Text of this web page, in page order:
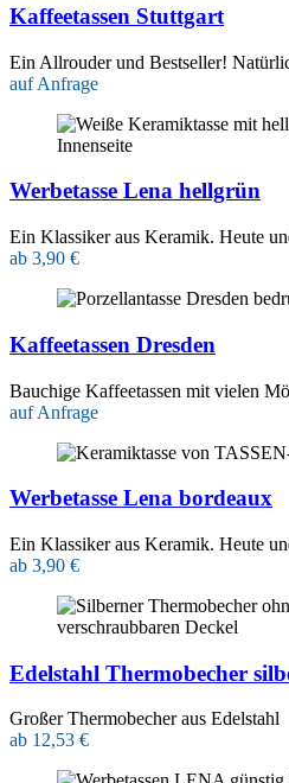
Kaffeetassen Stuttgart
Ein Allrouder und Bestseller!
auf Anfrage
Werbetasse Lena hellgrün
Ein Klassiker aus Keramik. Heute
ab 3,90 €
Kaffeetassen Dresden
Bauchige Kaffeetassen mit vielen
auf Anfrage
Werbetasse Lena bordeaux
Ein Klassiker aus Keramik. Heute
ab 3,90 €
Edelstahl Thermobecher
Großer Thermobecher aus Edelstahl
ab 12,53 €